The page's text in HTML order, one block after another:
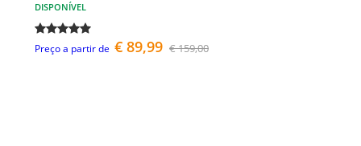
DISPONÍVEL
Preço a partir de € 89,99 € 159,00